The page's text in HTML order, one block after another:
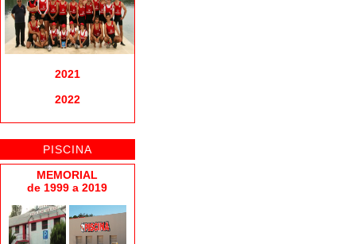
2021
2022
PISCINA
MEMORIAL
de 1999 a 2019